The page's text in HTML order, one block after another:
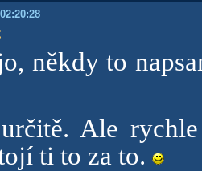
někdy to
Ale
ti to za to.